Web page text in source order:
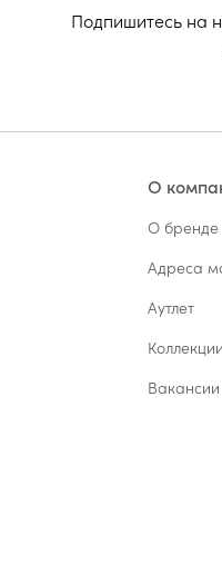
Подпишитесь на
О
О бренде
Адреса
Аутлет
Коллекции
Вакансии